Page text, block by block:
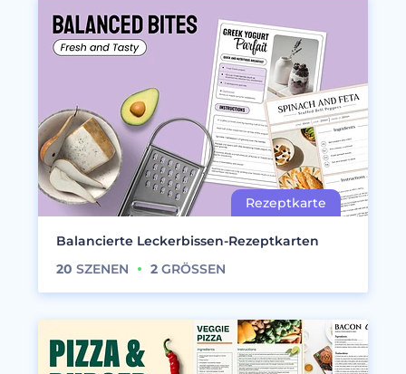
Balancierte Leckerbissen-Rezeptkarten
20 SZENEN 2 GRÖSSEN